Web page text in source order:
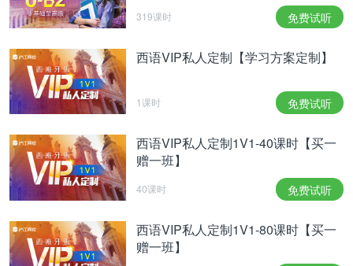
319课时 免费试听
西语VIP私人定制【学习方案定制】
1课时 免费试听
西语VIP私人定制1V1-40课时【买一
赠一班】
40课时 免费试听
西语VIP私人定制1V1-80课时【买一
赠一班】